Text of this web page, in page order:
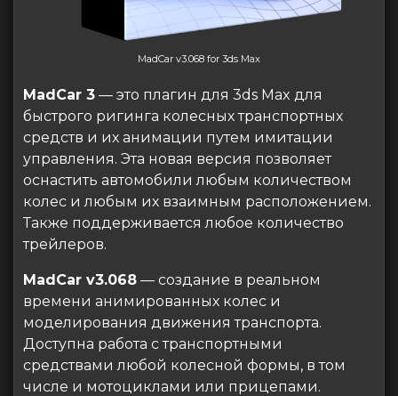
MadCar v3.068 for 3ds Max
MadCar 3 — это плагин для 3ds Max для
быстрого ригинга колесных транспортных
средств и их анимации путем имитации
управления. Эта новая версия позволяет
оснастить автомобили любым количеством
колес и любым их взаимным расположением.
Также поддерживается любое количество
трейлеров.
MadCar v3.068 — создание в реальном
времени анимированных колес и
моделирования движения транспорта.
Доступна работа с транспортными
средствами любой колесной формы, в том
числе и мотоциклами или прицепами.